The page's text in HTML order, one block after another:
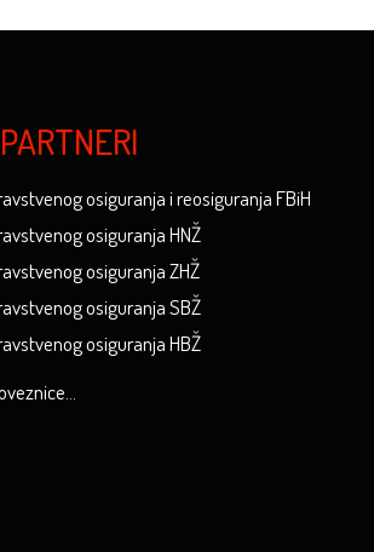
osiguranja i reosiguranja FBiH
osiguranja HNŽ
osiguranja ZHŽ
osiguranja SBŽ
osiguranja HBŽ